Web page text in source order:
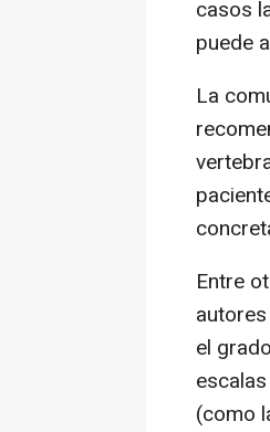
casos
puede
La
Entre
el
(como